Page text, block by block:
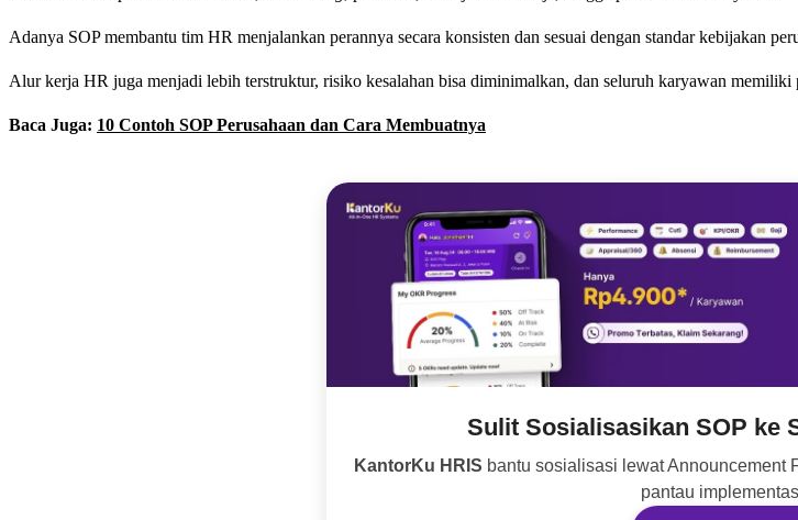
Adanya SOP membantu tim HR menjalankan perannya secara konsisten dan sesuai dengan standar kebijakan
Alur kerja HR juga menjadi lebih terstruktur, risiko kesalahan bisa diminimalkan, dan seluruh karyawan memiliki
Baca Juga: 10 Contoh SOP Perusahaan dan Cara Membuatnya
Sulit Sosialisasikan SOP ke
KantorKu HRIS bantu sosialisasi lewat Announcement
pantau